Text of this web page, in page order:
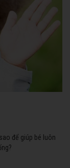
để giúp bé luôn